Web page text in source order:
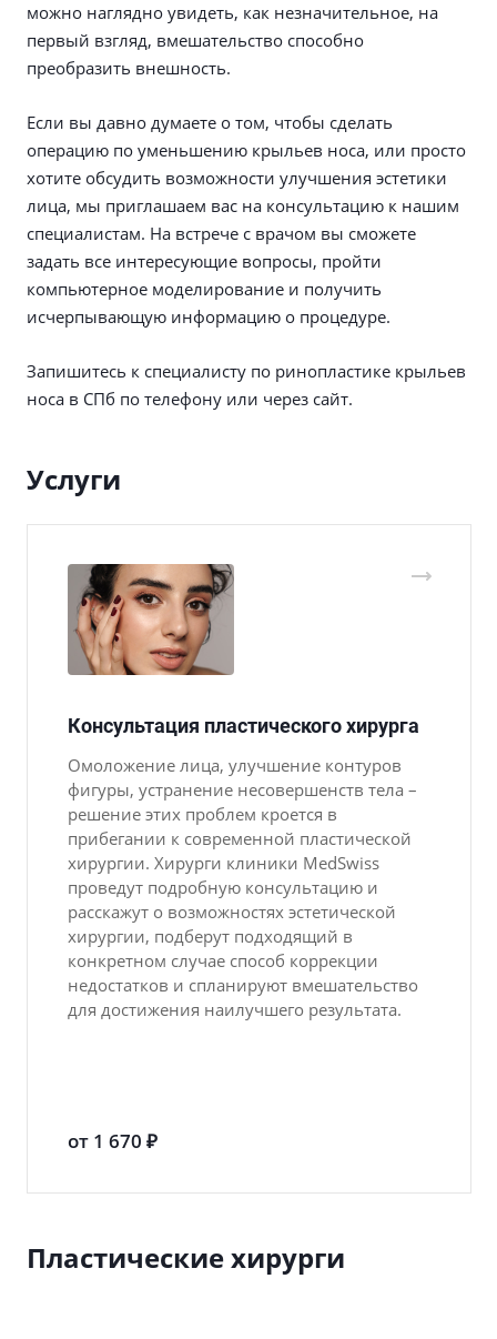
можно наглядно увидеть, как незначительное, на
первый взгляд, вмешательство способно
преобразить внешность.
Если вы давно думаете о том, чтобы сделать
операцию по уменьшению крыльев носа, или просто
хотите обсудить возможности улучшения эстетики
лица, мы приглашаем вас на консультацию к нашим
специалистам. На встрече с врачом вы сможете
задать все интересующие вопросы, пройти
компьютерное моделирование и получить
исчерпывающую информацию о процедуре.
Запишитесь к специалисту по ринопластике крыльев
носа в СПб по телефону или через сайт.
Услуги
Консультация пластического хирурга
Омоложение лица, улучшение контуров
фигуры, устранение несовершенств тела –
решение этих проблем кроется в
прибегании к современной пластической
хирургии. Хирурги клиники MedSwiss
проведут подробную консультацию и
расскажут о возможностях эстетической
хирургии, подберут подходящий в
конкретном случае способ коррекции
недостатков и спланируют вмешательство
для достижения наилучшего результата.
от 1 670 ₽
Пластические хирурги